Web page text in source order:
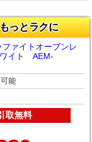
っとラクに
ァイトオーブンレ
イト AEM-
能
取無料